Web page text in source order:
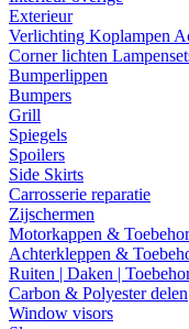
Exterieur
Verlichting Koplampen
Corner lichten
Bumperlippen
Bumpers
Grill
Spiegels
Spoilers
Side Skirts
Carrosserie reparatie
Zijschermen
Motorkappen &
Achterkleppen &
Ruiten | Daken |
Carbon & Polyester delen
Window visors